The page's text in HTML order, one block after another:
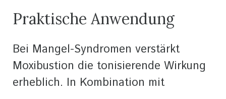
Praktische Anwendung
Bei Mangel-Syndromen verstärkt
Moxibustion die tonisierende Wirkung
erheblich. In Kombination mit